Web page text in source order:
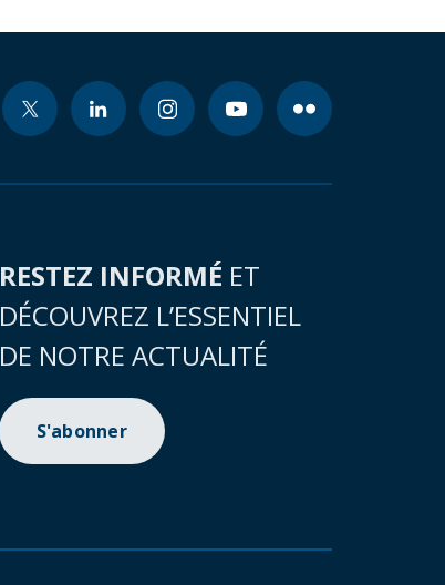
RESTEZ INFORMÉ ET
DÉCOUVREZ L’ESSENTIEL
DE NOTRE ACTUALITÉ
S'abonner